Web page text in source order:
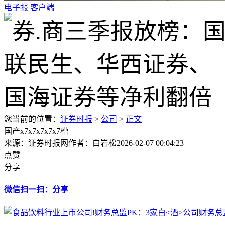
电子报 客户端
您当前的位置： 证券时报 > 公司 > 正文
国产x7x7x7x7x7槽
来源：证券时报网作者：白岩松2026-02-07 00:04:23
点赞
分享
微信扫一扫：分享